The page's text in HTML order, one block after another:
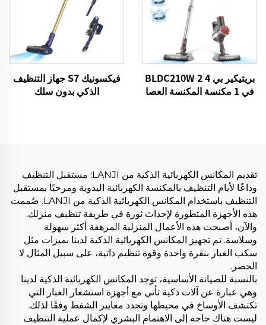
بريتيكير بي 4 BLDC210W 2
في 1 مكنسة المكنسة العصا
فيكسونيك S7 جهاز التنظيف
الذكي بدون سلك
تقديم المكانس الكهربائية الذكية من LANJI: مستقبل التنظيف
وداعًا لأيام التنظيف بالمكنسة الكهربائية اليدوية ومرحبًا بمستقبل
التنظيف باستخدام المكانس الكهربائية الذكية من LANJI. صُممت
هذه الأجهزة المتطورة لإحداث ثورة في طريقة تنظيف منزلك.
والآن، أصبحت هذه الأعمال المنزلية المرهقة أكثر سهولة
وسلاسة. تم تجهيز المكانس الكهربائية الذكية لدينا بميزات مثل
سكب الغبار بنقرة واحدة وقوة تنظيم ذاتية، على سبيل المثال لا
الحصر.
بالنسبة للصيانة الأساسية، توجد المكانس الكهربائية الذكية لدينا
وهي عبارة عن آلات ذكية تأتي مع أجهزة استشعار الغبار التي
تكتشف الأوساخ في محيطها وتحدد معايير الشفط وفقًا لذلك.
ليست هناك حاجة إلى الاهتمام البشري لإكمال عملية التنظيف